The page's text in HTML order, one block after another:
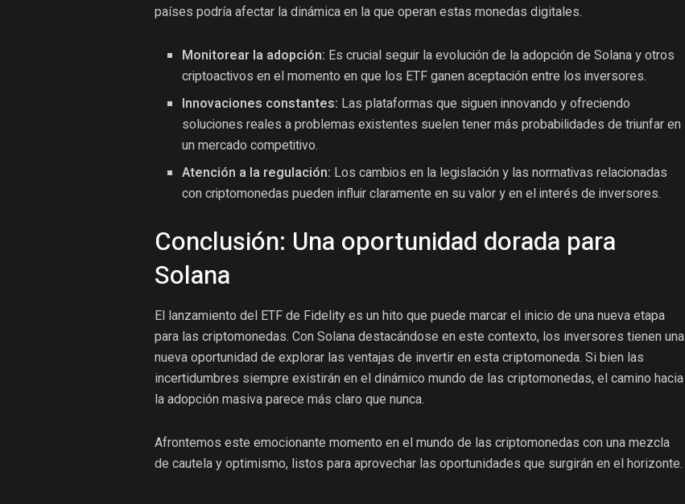
países podría afectar la dinámica en la que operan estas monedas digitales.
Monitorear la adopción: Es crucial seguir la evolución de la adopción de Solana y otros
criptoactivos en el momento en que los ETF ganen aceptación entre los inversores.
Innovaciones constantes: Las plataformas que siguen innovando y ofreciendo
soluciones reales a problemas existentes suelen tener más probabilidades de triunfar en
un mercado competitivo.
Atención a la regulación: Los cambios en la legislación y las normativas relacionadas
con criptomonedas pueden influir claramente en su valor y en el interés de inversores.
Conclusión: Una oportunidad dorada para
Solana
El lanzamiento del ETF de Fidelity es un hito que puede marcar el inicio de una nueva etapa
para las criptomonedas. Con Solana destacándose en este contexto, los inversores tienen una
nueva oportunidad de explorar las ventajas de invertir en esta criptomoneda. Si bien las
incertidumbres siempre existirán en el dinámico mundo de las criptomonedas, el camino hacia
la adopción masiva parece más claro que nunca.
Afrontemos este emocionante momento en el mundo de las criptomonedas con una mezcla
de cautela y optimismo, listos para aprovechar las oportunidades que surgirán en el horizonte.